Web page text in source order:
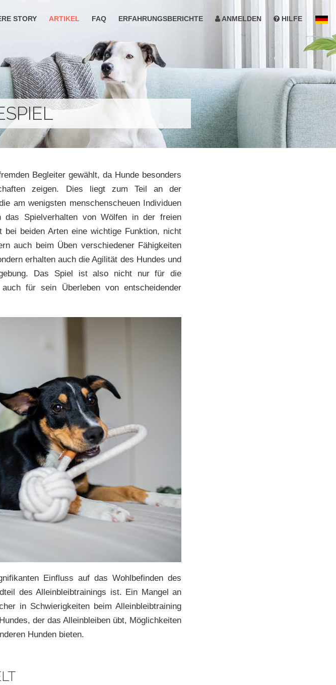
STORY ARTIKEL FAQ ERFAHRUNGSBERICHTE ANMELDEN HILFE
Begleiter gewählt, da Hunde besonders
zeigen. Dies liegt zum Teil an der
am wenigsten menschenscheuen Individuen
Spielverhalten von Wölfen in der freien
beiden Arten eine wichtige Funktion, nicht
auch beim Üben verschiedener Fähigkeiten
erhalten auch die Agilität des Hundes und
Das Spiel ist also nicht nur für die
für sein Überleben von entscheidender
Einfluss auf das Wohlbefinden des
des Alleinbleibtrainings ist. Ein Mangel an
in Schwierigkeiten beim Alleinbleibtraining
der das Alleinbleiben übt, Möglichkeiten
Hunden bieten.